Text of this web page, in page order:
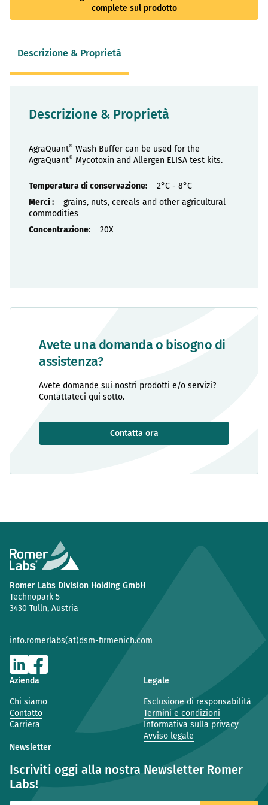
complete sul prodotto
Avete una domanda o bisogno di
assistenza?
Avete domande sui nostri prodotti e/o servizi?
Contattateci qui sotto.
Contatta ora
Descrizione & Proprietà
Descrizione & Proprietà
AgraQuant® Wash Buffer can be used for the
AgraQuant® Mycotoxin and Allergen ELISA test kits.
Proprietà
2°C - 8°C
grains, nuts, cereals and other agricultural
commodities
20X
Romer Labs Division Holding GmbH
Technopark 5
3430 Tulln, Austria
info.romerlabs(at)dsm-firmenich.com
Azienda
Chi siamo
Contatto
Carriera
Legale
Esclusione di responsabilità
Termini e condizioni
Informativa sulla privacy
Avviso legale
Newsletter
Iscriviti oggi alla nostra Newsletter Romer
Labs!